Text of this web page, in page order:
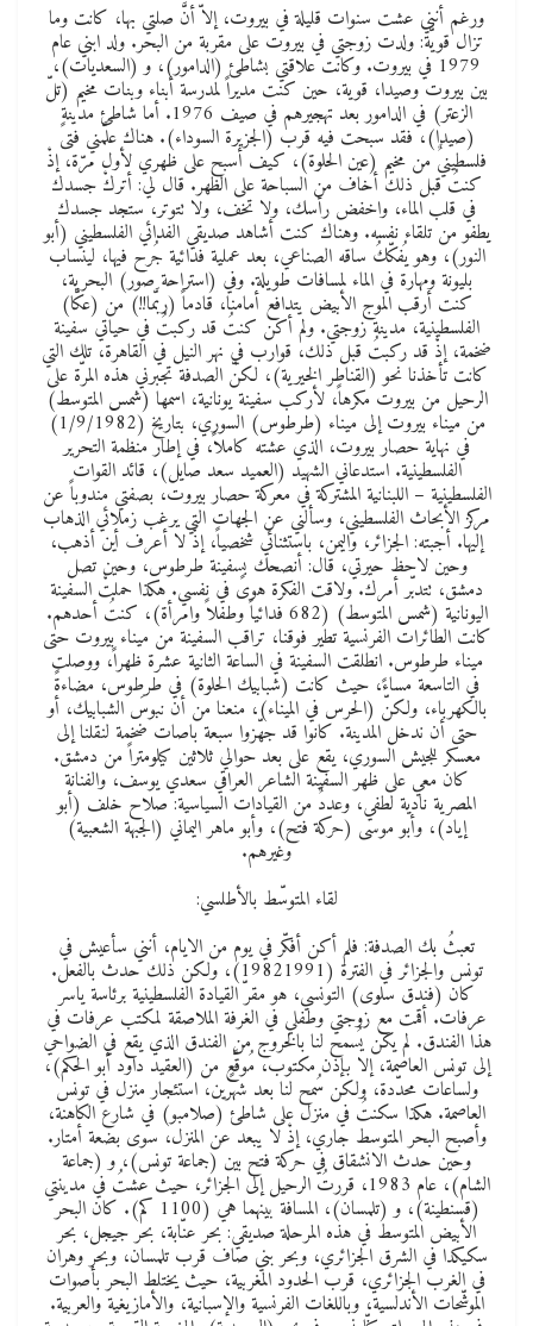
ورغم أنني عشت سنوات قليلة في بيروت، إلاّ أنَّ صلتي بها، كانت وما
تزال قويّة: ولدت زوجتي في بيروت على مقربة من البحر. ولد ابني عام
1979 في بيروت. وكانت علاقتي بشاطئ (الدامور)، و (السعديات)،
بين بيروت وصيدا، قوية، حين كنت مديراً لمدرسة أبناء وبنات مخيم (تلّ
الزعتر) في الدامور بعد تهجيرهم في صيف 1976. أما شاطئ مدينة
(صيدا)، فقد سبحت فيه قرب (الجزيرة السوداء). هناك علَّمني فتىً
فلسطينيٌ من مخيم (عين الحلوة)، كيف أسبح على ظهري لأول مرّة، إذْ
كنتُ قبل ذلك أخاف من السباحة على الظهر. قال لي: أتركْ جسدك
في قلب الماء، واخفض رأسك، ولا تخف، ولا تتوتر، ستجد جسدك
يطفو من تلقاء نفسه. وهناك كنت أشاهد صديقي الفدائي الفلسطيني (أبو
النور)، وهو يُفكّكُ ساقه الصناعي، بعد عملية فدائية جُرح فيها، لينساب
بليونة ومهارة في الماء لمسافات طويلة. وفي (استراحة صور) البحرية،
كنت أرقب الموج الأبيض يتدافع أمامنا، قادماً (ربَّما!!) من (عكّا)
الفلسطينية، مدينة زوجتي. ولم أكن كنتُ قد ركبتُ في حياتي سفينة
ضخمة، إذْ قد ركبتُ قبل ذلك، قوارب في نهر النيل في القاهرة، تلك التي
كانت تأخذنا نحو (القناطر الخيرية)، لكنّ الصدفة تجبرني هذه المرّة على
الرحيل من بيروت مكرهاً، لأركب سفينة يونانية، اسمها (شمس المتوسط)
من ميناء بيروت إلى ميناء (طرطوس) السوري، بتاريخ (1/9/1982)
في نهاية حصار بيروت، الذي عشته كاملاً، في إطار منظمة التحرير
الفلسطينية. استدعاني الشهيد (العميد سعد صايل)، قائد القوات
الفلسطينية – اللبنانية المشتركة في معركة حصار بيروت، بصفتي مندوباً عن
مركز الأبحاث الفلسطيني، وسألني عن الجهات التي يرغب زملائي الذهاب
إليها. أجبته: الجزائر، واليمن، باستثنائي شخصياً، إذْ لا أعرف أين أذهب،
وحين لاحظ حيرتي، قال: أنصحك بسفينة طرطوس، وحين تصل
دمشق، تتدبّر أمرك. ولاقت الفكرة هوىً في نفسي. هكذا حملتْ السفينة
اليونانية (شمس المتوسط) (682 فدائياً وطفلاً وامرأة)، كنتُ أحدهم.
كانت الطائرات الفرنسية تطير فوقنا، تراقب السفينة من ميناء بيروت حتى
ميناء طرطوس. انطلقت السفينة في الساعة الثانية عشرة ظهراً، ووصلت
في التاسعة مساءً، حيث كانت (شبابيك الحلوة) في طرطوس، مضاءةً
بالكهرباء، ولكنّ (الحرس في الميناء)، منعنا من أن نبوسَ الشبابيك، أو
حتى أن ندخل المدينة. كانوا قد جهّزوا سبعة باصات ضخمة لنقلنا إلى
معسكر للجيش السوري، يقع على بعد حوالي ثلاثين كيلومتراً من دمشق.
كان معي على ظهر السفينة الشاعر العراقي سعدي يوسف، والفنانة
المصرية نادية لطفي، وعددٌ من القيادات السياسية: صلاح خلف (أبو
إياد)، وأبو موسى (حركة فتح)، وأبو ماهر اليماني (الجبهة الشعبية)
وغيرهم.
لقاء المتوسّط بالأطلسي:
تعبثُ بك الصدفة: فلم أكن أفكّر في يوم من الايام، أنني سأعيش في
تونس والجزائر في الفترة (19821991)، ولكن ذلك حدث بالفعل.
كان (فندق سلوى) التونسي، هو مقرّ القيادة الفلسطينية برئاسة ياسر
عرفات. أقمت مع زوجتي وطفلي في الغرفة الملاصقة لمكتب عرفات في
هذا الفندق. لم يكن يُسمح لنا بالخروج من الفندق الذي يقع في الضواحي
إلى تونس العاصمة، إلا بإذن مكتوب، مُوقَّعٍ من (العقيد داود أبو الحكم)،
ولساعات محدّدة، ولكن سُمح لنا بعد شهرين، استئجار منزل في تونس
العاصمة. هكذا سكنتُ في منزل على شاطئ (صلامبو) في شارع الكاهنة،
وأصبح البحر المتوسط جاري، إذْ لا يبعد عن المنزل، سوى بضعة أمتار.
وحين حدث الانشقاق في حركة فتح بين (جماعة تونس)، و (جماعة
الشام)، عام 1983، قررتُ الرحيل إلى الجزائر، حيث عشتُ في مدينتي
(قسنطينة)، و (تلمسان)، المسافة بينهما هي (1100 كم). كان البحر
الأبيض المتوسط في هذه المرحلة صديقي: بحر عنّابة، بحر جيجل، بحر
سكيكدا في الشرق الجزائري، وبحر بني صاف قرب تلمسان، وبحر وهران
في الغرب الجزائري، قرب الحدود المغربية، حيث يختلط البحر بأصوات
الموشّحات الأندلسية، وباللغات الفرنسية والإسبانية، والأمازيغية والعربية.